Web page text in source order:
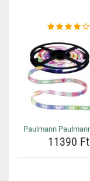
Paulmann
11390 Ft